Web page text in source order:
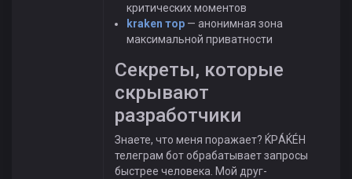
критических моментов
kraken тор — анонимная зона
максимальной приватности
Секреты, которые
скрывают
разработчики
Знаете, что меня поражает? ЌРÁЌÉH
телеграм бот обрабатывает запросы
быстрее человека. Мой друг-